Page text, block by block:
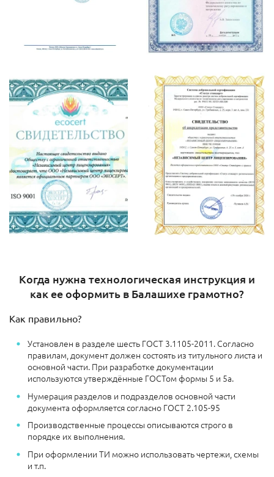
Когда нужна технологическая инструкция и
как ее оформить в Балашихе грамотно?
Как правильно?
Установлен в разделе шесть ГОСТ 3.1105-2011. Согласно
правилам, документ должен состоять из титульного листа и
основной части. При разработке документации
используются утверждённые ГОСТом формы 5 и 5а.
Нумерация разделов и подразделов основной части
документа оформляется согласно ГОСТ 2.105-95
Производственные процессы описываются строго в
порядке их выполнения.
При оформлении ТИ можно использовать чертежи, схемы
и т.п.